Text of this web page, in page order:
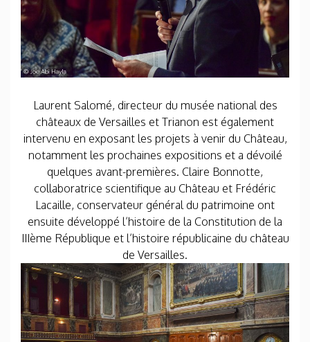
Laurent Salomé, directeur du musée national des
châteaux de Versailles et Trianon est également
intervenu en exposant les projets à venir du Château,
notamment les prochaines expositions et a dévoilé
quelques avant-premières. Claire Bonnotte,
collaboratrice scientifique au Château et Frédéric
Lacaille, conservateur général du patrimoine ont
ensuite développé l’histoire de la Constitution de la
IIIème République et l’histoire républicaine du château
de Versailles.